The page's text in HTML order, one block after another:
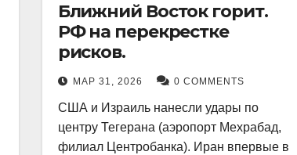
Ближний Восток горит.
РФ на перекрестке
рисков.
МАР 31, 2026 0 COMMENTS
США и Израиль нанесли удары по
центру Тегерана (аэропорт Мехрабад,
филиал Центробанка). Иран впервые в